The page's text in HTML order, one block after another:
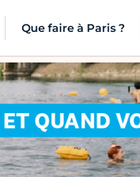
Que faire à Paris ?